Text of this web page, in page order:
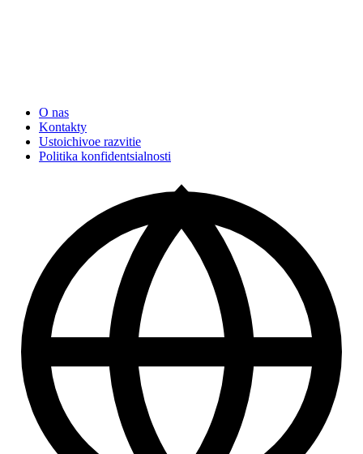
O nas
Kontakty
Ustoichivoe razvitie
Politika konfidentsialnosti